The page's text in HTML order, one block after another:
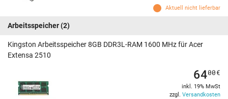
Aktuell nicht lieferbar
Arbeitsspeicher(2)
Kingston Arbeitsspeicher 8GB DDR3L-RAM 1600 MHz für Acer
Extensa 2510
6400€
inkl. 19% MwSt
zzgl. Versandkosten